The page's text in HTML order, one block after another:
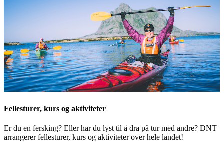
Fellesturer, kurs og aktiviteter
Er du en fersking? Eller har du lyst til å dra på tur med andre? DNT
arrangerer fellesturer, kurs og aktiviteter over hele landet!